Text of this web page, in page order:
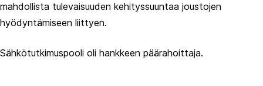
mahdollista tulevaisuuden kehityssuuntaa joustojen
hyödyntämiseen liittyen.
Sähkötutkimuspooli oli hankkeen päärahoittaja.